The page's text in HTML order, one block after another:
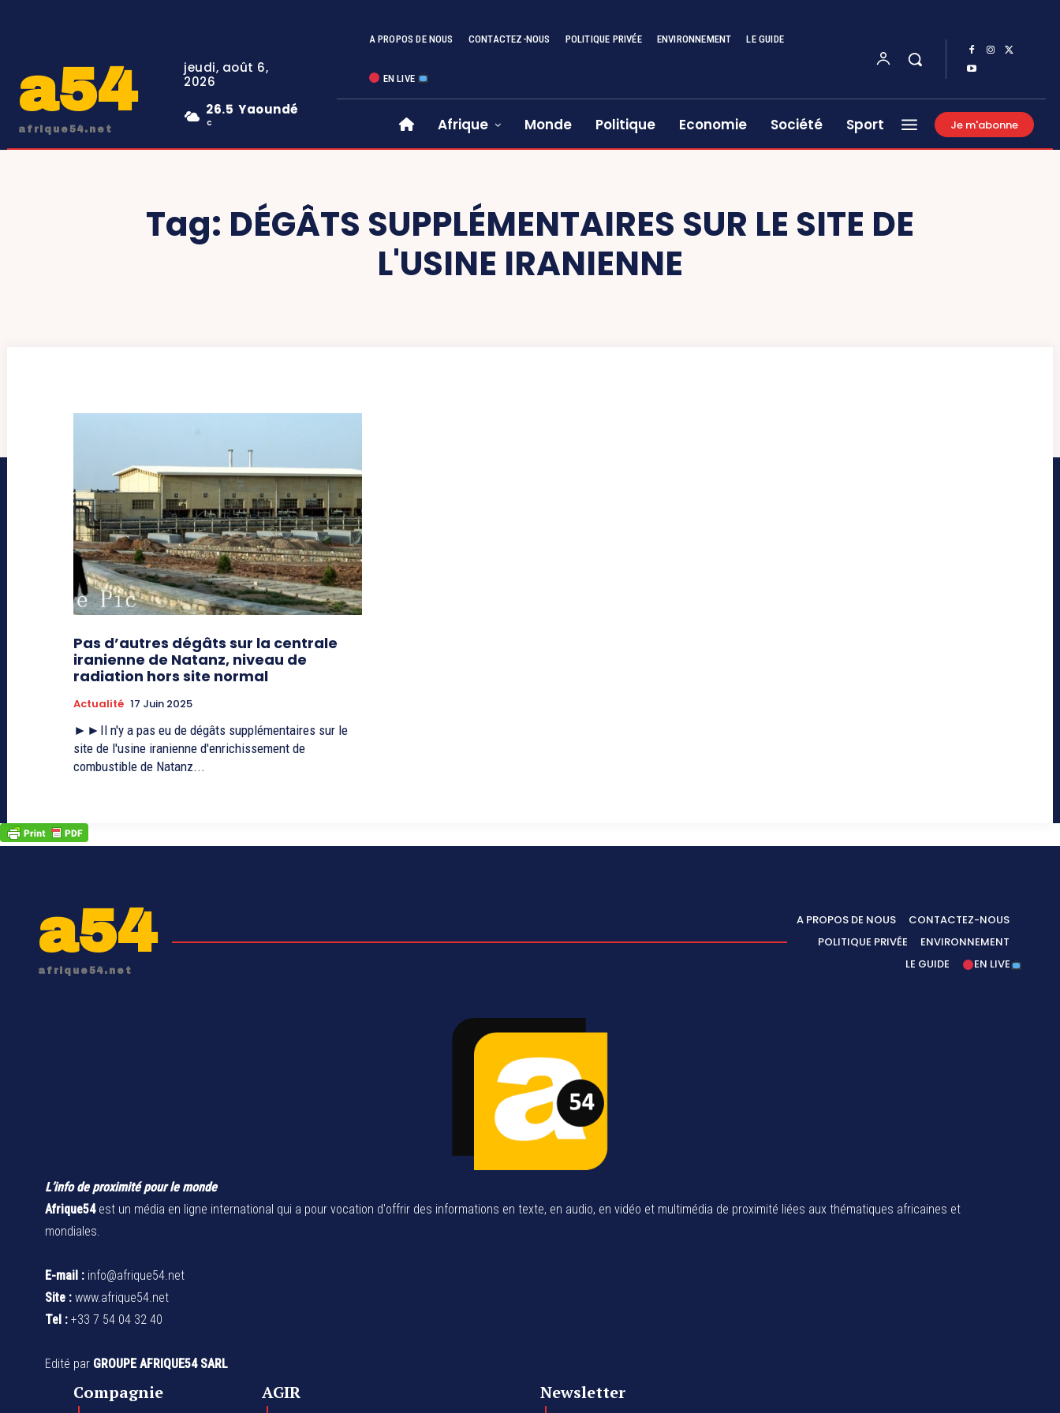
a54
afrique54.net
jeudi, août 6,
2026
26.5
C
Yaoundé
A PROPOS DE NOUS CONTACTEZ-NOUS POLITIQUE PRIVÉE ENVIRONNEMENT LE GUIDE
EN LIVE
Afrique Monde Politique Economie Société Sport Je m'abonne
Tag: DÉGÂTS SUPPLÉMENTAIRES SUR LE SITE DE
L'USINE IRANIENNE
Pas d’autres dégâts sur la centrale
iranienne de Natanz, niveau de
radiation hors site normal
Actualité 17 Juin 2025
►►Il n'y a pas eu de dégâts supplémentaires sur le
site de l'usine iranienne d'enrichissement de
combustible de Natanz...
a54
afrique54.net
A PROPOS DE NOUS
CONTACTEZ-NOUS
POLITIQUE PRIVÉE
ENVIRONNEMENT
LE GUIDE
EN LIVE
L’info de proximité pour le monde
Afrique54est un média en ligne international qui a pour vocation d'offrir des informations en texte, en audio, en vidéo et multimédia de proximité liées aux thématiques africaines et
mondiales.
E-mail : info@afrique54.net
Site : www.afrique54.net
Tel : +33 7 54 04 32 40
Edité par GROUPE AFRIQUE54 SARL
Compagnie AGIR Newsletter